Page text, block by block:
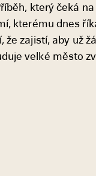
který čeká na
kterému dnes
zajistí, aby už
velké město